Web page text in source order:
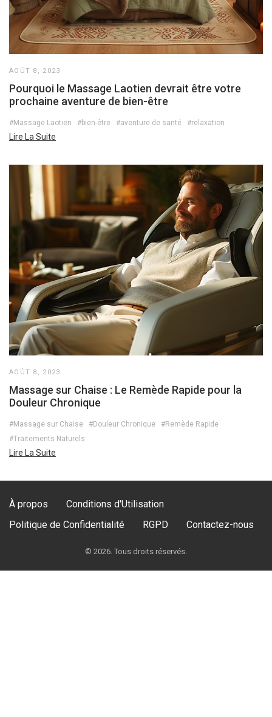
AOÛT 8, 2023
Pourquoi le Massage Laotien devrait être votre
prochaine aventure de bien-être
#Massage Laotien #bien-être #aventure de santé #relaxation
Lire La Suite
AOÛT 8, 2023
Massage sur Chaise : Le Remède Rapide pour la
Douleur Chronique
#Massage sur Chaise #Douleur Chronique
#Remède Rapide
#Traitements Naturels
Lire La Suite
À propos
Conditions d'Utilisation
Politique de Confidentialité
RGPD Contactez-nous
© 2026. Tous droits réservés.